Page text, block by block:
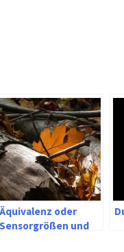
Äquivalenz oder
Sensorgrößen und